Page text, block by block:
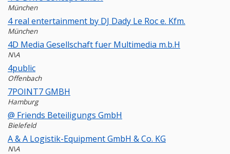
München
4 real entertainment by DJ Dady Le Roc e. Kfm.
München
4D Media Gesellschaft fuer Multimedia m.b.H
N\A
4public
Offenbach
7POINT7 GMBH
Hamburg
@ Friends Beteiligungs GmbH
Bielefeld
A & A Logistik-Equipment GmbH & Co. KG
N\A